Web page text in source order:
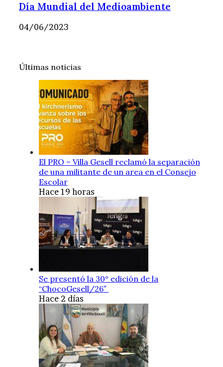
Día Mundial del Medioambiente
04/06/2023
Últimas noticias
El PRO – Villa Gesell reclamó la separación
de una militante de un area en el Consejo
Escolar
Hace 19 horas
Se presentó la 30° edición de la
“ChocoGesell/26″
Hace 2 días